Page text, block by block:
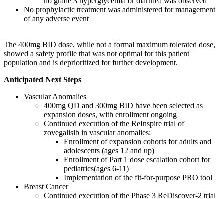
No prophylactic treatment was administered for management
of any adverse event
The 400mg BID dose, while not a formal maximum tolerated dose,
showed a safety profile that was not optimal for this patient
population and is deprioritized for further development.
Anticipated Next Steps
Vascular Anomalies
400mg QD and 300mg BID have been selected as
expansion doses, with enrollment ongoing
Continued execution of the ReInspire trial of
zovegalisib in vascular anomalies:
Enrollment of expansion cohorts for adults and
adolescents (ages 12 and up)
Enrollment of Part 1 dose escalation cohort for
pediatrics(ages 6-11)
Implementation of the fit-for-purpose PRO tool
Breast Cancer
Continued execution of the Phase 3 ReDiscover-2 trial